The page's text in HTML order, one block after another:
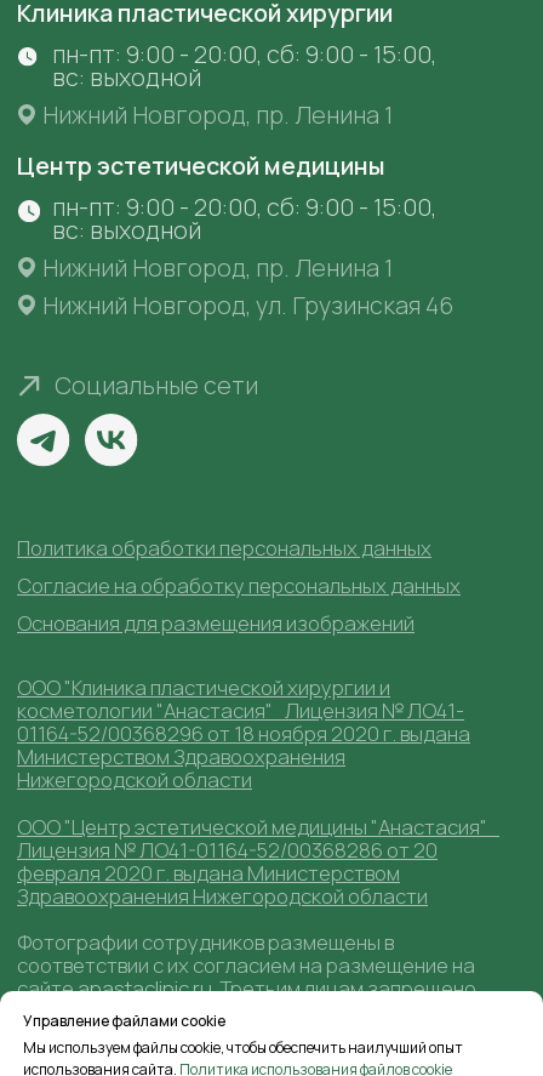
Управление файлами cookie
Мы используем файлы cookie, чтобы обеспечить наилучший опыт
использования сайта. Политика использования файлов cookie